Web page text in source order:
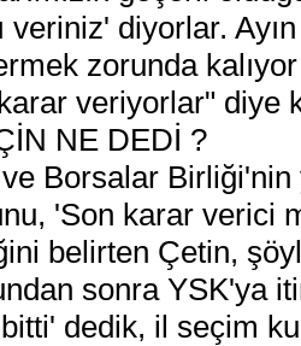
veriniz' diyorlar.
zorunda
veriyorlar" diye
NE DEDİ ?
Borsalar Birliği'nin
'Son karar verici
belirten Çetin,
sonra YSK'ya
dedik, il seçim